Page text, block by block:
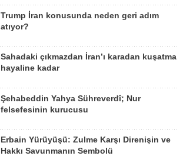
Trump İran konusunda neden geri adım
atıyor?
Sahadaki çıkmazdan İran’ı karadan kuşatma
hayaline kadar
Şehabeddin Yahya Sühreverdî; Nur
felsefesinin kurucusu
Erbain Yürüyüşü: Zulme Karşı Direnişin ve
Hakkı Savunmanın Sembolü